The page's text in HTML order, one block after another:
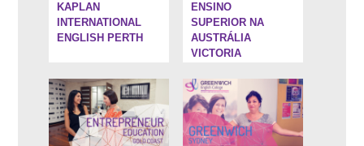
KAPLAN
INTERNATIONAL
ENGLISH PERTH
ENSINO
SUPERIOR NA
AUSTRÁLIA
VICTORIA
4:39''